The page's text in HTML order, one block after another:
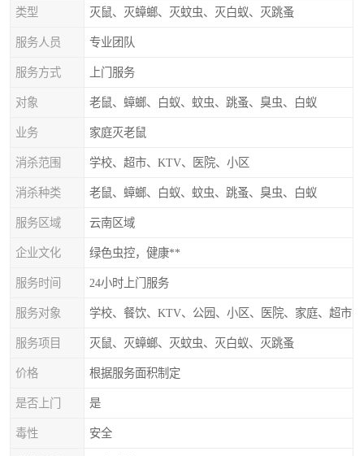
类型 灭鼠、灭蟑螂、灭蚊虫、灭白蚁、灭跳蚤
服务人员 专业团队
服务方式 上门服务
对象 老鼠、蟑螂、白蚁、蚊虫、跳蚤、臭虫、白蚁
业务 家庭灭老鼠
消杀范围 学校、超市、KTV、医院、小区
消杀种类 老鼠、蟑螂、白蚁、蚊虫、跳蚤、臭虫、白蚁
服务区域 云南区域
企业文化 绿色虫控，健康**
服务时间 24小时上门服务
服务对象 学校、餐饮、KTV、公园、小区、医院、家庭、超市
服务项目 灭鼠、灭蟑螂、灭蚊虫、灭白蚁、灭跳蚤
价格 根据服务面积制定
是否上门 是
毒性 安全